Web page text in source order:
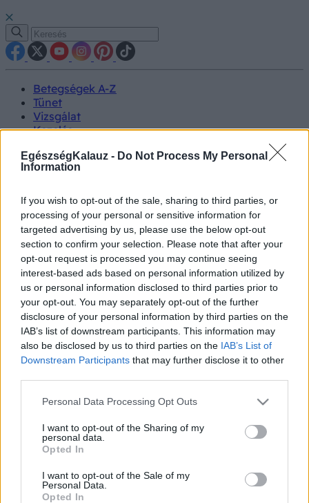
EgészségKalauz - Do Not Process My Personal
Information
If you wish to opt-out of the sale, sharing to third parties, or
processing of your personal or sensitive information for
targeted advertising by us, please use the below opt-out
section to confirm your selection. Please note that after your
opt-out request is processed you may continue seeing
interest-based ads based on personal information utilized by
us or personal information disclosed to third parties prior to
your opt-out. You may separately opt-out of the further
disclosure of your personal information by third parties on the
IAB’s list of downstream participants. This information may
also be disclosed by us to third parties on the IAB’s List of
Downstream Participants that may further disclose it to other
Please note that this website/app uses one or more Google
not limited to your visit or usage behaviour. You may click to
grant or deny consent to Google and its third-party tags to
use your data for below specified purposes in below Google
consent section.
Personal Data Processing Opt Outs
I want to opt-out of the Sharing of my
personal data.
Opted In
I want to opt-out of the Sale of my
Personal Data.
Opted In
Betegségek A-Z
Tünet
Vizsgálat
Kezelés
Kutatás
Prevenció
Videók
Kisállatok egészsége
#allergia #influenza#cukorbetegség
#orvosmeteorológia#vérnyomás #stroke#rákbetegség
#pajzsmirigy#reflux#ekcéma#herpesz
Regisztráció
Magyarország
Magyarország